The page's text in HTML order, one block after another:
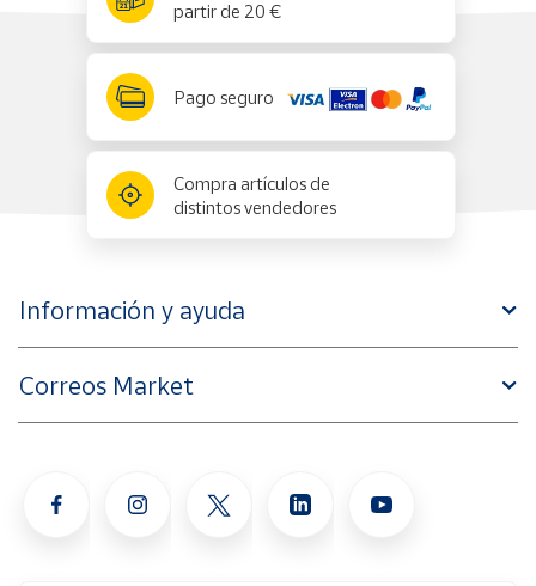
partir de 20 €
Pago seguro
Compra artículos de
distintos vendedores
Información y ayuda
Correos Market